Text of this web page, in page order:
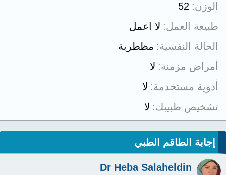
الوزن 52
طبيعة العمل لا اعمل
الحالة النفسية
مظطربة
أمراض مزمنة لا
أدوية مستخدمة لا
تشخيص طبيبك لا
إجابة الطاقم الطبي
Dr Heba Salaheldin